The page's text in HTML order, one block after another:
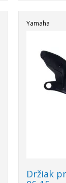
Yamaha
Držiak